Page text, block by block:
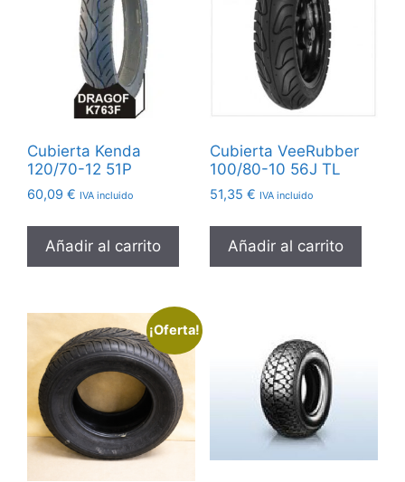
Cubierta Kenda
120/70-12 51P
60,09 € IVA incluido
Añadir al carrito
Cubierta VeeRubber
100/80-10 56J TL
51,35 € IVA incluido
Añadir al carrito
¡Oferta!